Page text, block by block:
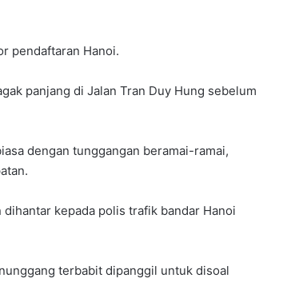
pendaftaran Hanoi.
panjang di Jalan Tran Duy Hung sebelum
dengan tunggangan beramai-ramai,
kepada polis trafik bandar Hanoi
terbabit dipanggil untuk disoal